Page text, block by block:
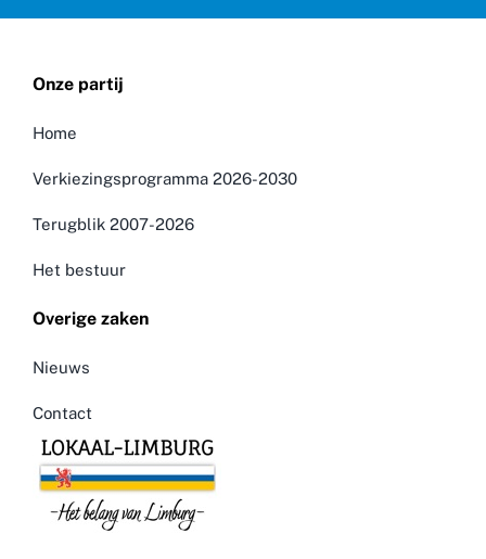
Onze partij
Home
Verkiezingsprogramma 2026-2030
Terugblik 2007-2026
Het bestuur
Overige zaken
Nieuws
Contact